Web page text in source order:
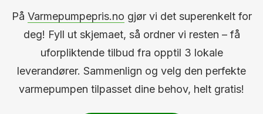
På Varmepumpepris.no gjør vi det superenkelt for
deg! Fyll ut skjemaet, så ordner vi resten – få
uforpliktende tilbud fra opptil 3 lokale
leverandører. Sammenlign og velg den perfekte
varmepumpen tilpasset dine behov, helt gratis!